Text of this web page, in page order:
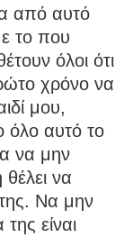
από αυτό
το που
όλοι ότι
χρόνο να
μου,
όλο αυτό το
να μην
να
της. Να μην
είναι